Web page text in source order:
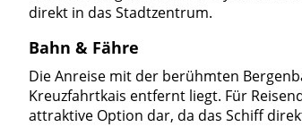
direkt in das Stadtzentrum.
Bahn & Fähre
Die Anreise mit der berühmten
Kreuzfahrtkais entfernt liegt. Für
attraktive Option dar, da das Schiff